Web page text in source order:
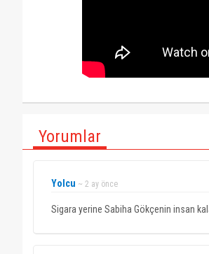
Yorumlar
Yolcu ~ 2 ay önce
Sigara yerine Sabiha Gökçenin insan